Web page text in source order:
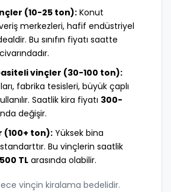
(10-25 ton): Konut
merkezleri, hafif endüstriyel
Bu sınıfın fiyatı saatte
civarındadır.
vinçler (30-100 ton):
fabrika tesisleri, büyük çaplı
Saatlik kira fiyatı 300-
değişir.
(100+ ton):Yüksek bina
Bu vinçlerin saatlik
TL arasında olabilir.
vinçin kiralama bedelidir.